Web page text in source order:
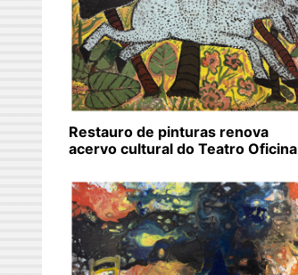
Restauro de pinturas renova
acervo cultural do Teatro Oficina